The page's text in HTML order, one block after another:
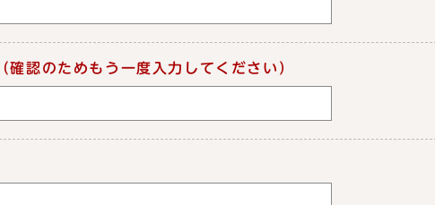
（確認のためもう一度入力してください）